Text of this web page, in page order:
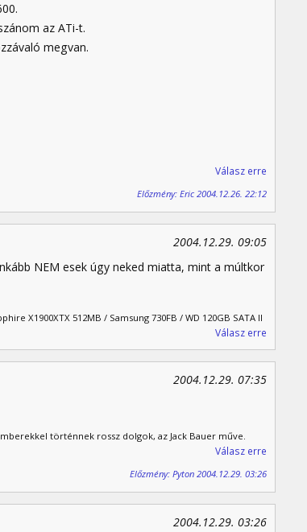
az ATi-t.
megvan.
Válasz erre
Előzmény: Eric 2004.12.26. 22:12
2004.12.29. 09:05
NEM esek úgy neked miatta, mint a múltkor
X1900XTX 512MB / Samsung 730FB / WD 120GB SATA II
Válasz erre
2004.12.29. 07:35
történnek rossz dolgok, az Jack Bauer műve.
Válasz erre
Előzmény: Pyton 2004.12.29. 03:26
2004.12.29. 03:26